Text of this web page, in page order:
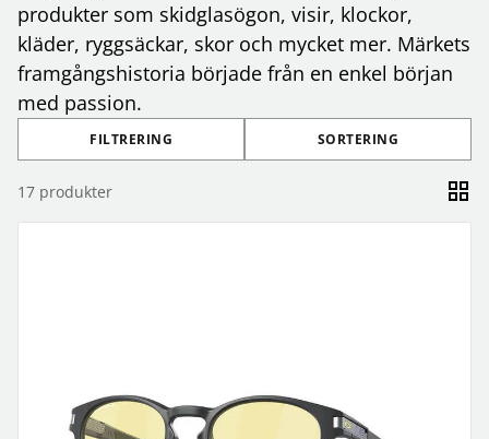
produkter som skidglasögon, visir, klockor,
kläder, ryggsäckar, skor och mycket mer. Märkets
framgångshistoria började från en enkel början
med passion.
FILTRERING SORTERING
17 produkter